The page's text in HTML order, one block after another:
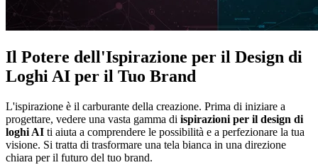
Il Potere dell'Ispirazione per il Design di
Loghi AI per il Tuo Brand
L'ispirazione è il carburante della creazione. Prima di iniziare a
progettare, vedere una vasta gamma di ispirazioni per il design di
loghi AI ti aiuta a comprendere le possibilità e a perfezionare la tua
visione. Si tratta di trasformare una tela bianca in una direzione
chiara per il futuro del tuo brand.